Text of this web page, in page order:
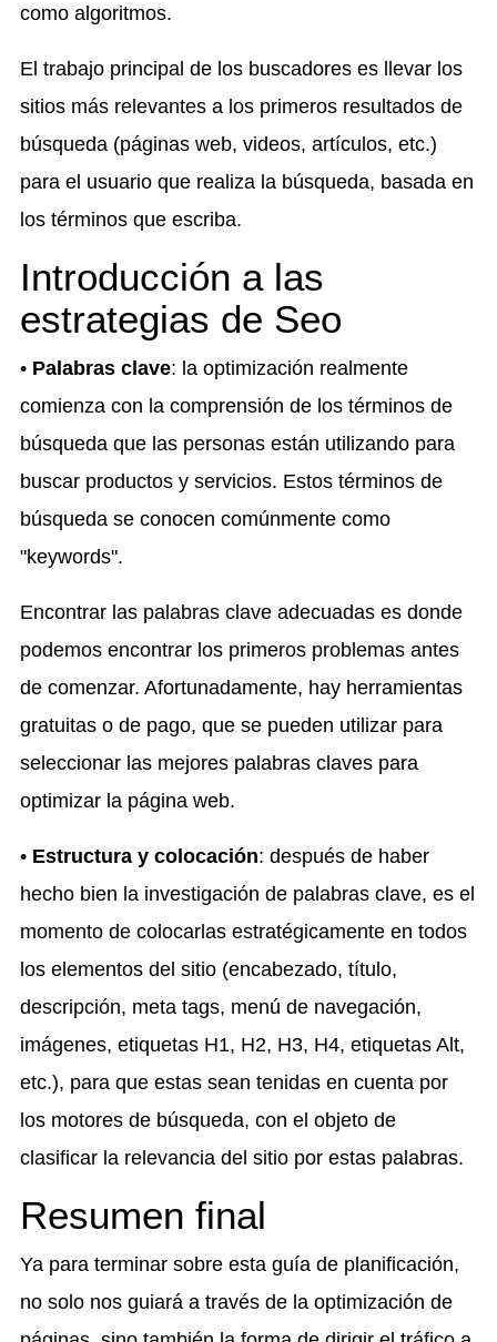
como algoritmos.
El trabajo principal de los buscadores es llevar los
sitios más relevantes a los primeros resultados de
búsqueda (páginas web, videos, artículos, etc.)
para el usuario que realiza la búsqueda, basada en
los términos que escriba.
Introducción a las
estrategias de Seo
• Palabras clave: la optimización realmente
comienza con la comprensión de los términos de
búsqueda que las personas están utilizando para
buscar productos y servicios. Estos términos de
búsqueda se conocen comúnmente como
"keywords".
Encontrar las palabras clave adecuadas es donde
podemos encontrar los primeros problemas antes
de comenzar. Afortunadamente, hay herramientas
gratuitas o de pago, que se pueden utilizar para
seleccionar las mejores palabras claves para
optimizar la página web.
• Estructura y colocación: después de haber
hecho bien la investigación de palabras clave, es el
momento de colocarlas estratégicamente en todos
los elementos del sitio (encabezado, título,
descripción, meta tags, menú de navegación,
imágenes, etiquetas H1, H2, H3, H4, etiquetas Alt,
etc.), para que estas sean tenidas en cuenta por
los motores de búsqueda, con el objeto de
clasificar la relevancia del sitio por estas palabras.
Resumen final
Ya para terminar sobre esta guía de planificación,
no solo nos guiará a través de la optimización de